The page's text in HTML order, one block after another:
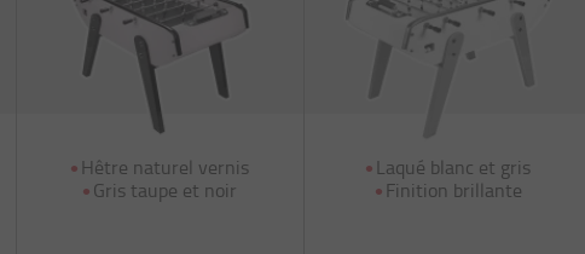
Hêtre naturel vernis
Gris taupe et noir
Laqué blanc et gris
Finition brillante